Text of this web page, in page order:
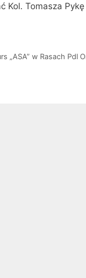
Tomasza
„ASA” w Rasach Pdl